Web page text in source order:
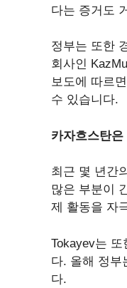
다는 증거도
정부는 또한
회사인
보도에 따르
수 있습니다.
카자흐스탄
최근 몇 년간
많은 부분이
제 활동을 자
Tokayev는
다. 올해 정부
다.